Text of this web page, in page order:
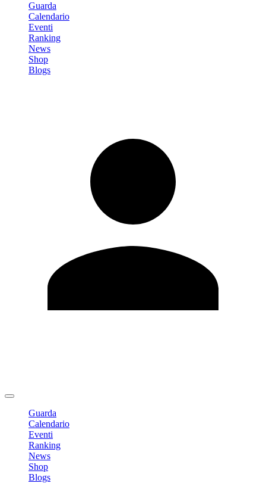
Guarda
Calendario
Eventi
Ranking
News
Shop
Blogs
Guarda
Calendario
Eventi
Ranking
News
Shop
Blogs